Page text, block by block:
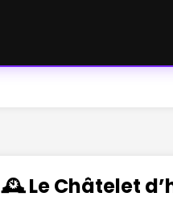
🕰️ Le Châtelet